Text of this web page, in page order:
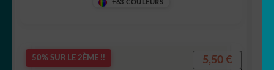
+63 COULEURS
50% SUR LE 2ÈME !! 5,50 €